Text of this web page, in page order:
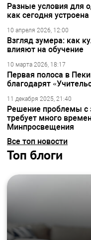
Разные условия для
как сегодня
10 апреля 2026, 12:00
Взгляд зумера: как
влияют на обучение
10 марта 2026, 18:17
Первая полоса в
благодарят
11 декабря 2025, 21:40
Решение проблемы с
требует много
Минпросвещения
Все топ новости
Топ блоги